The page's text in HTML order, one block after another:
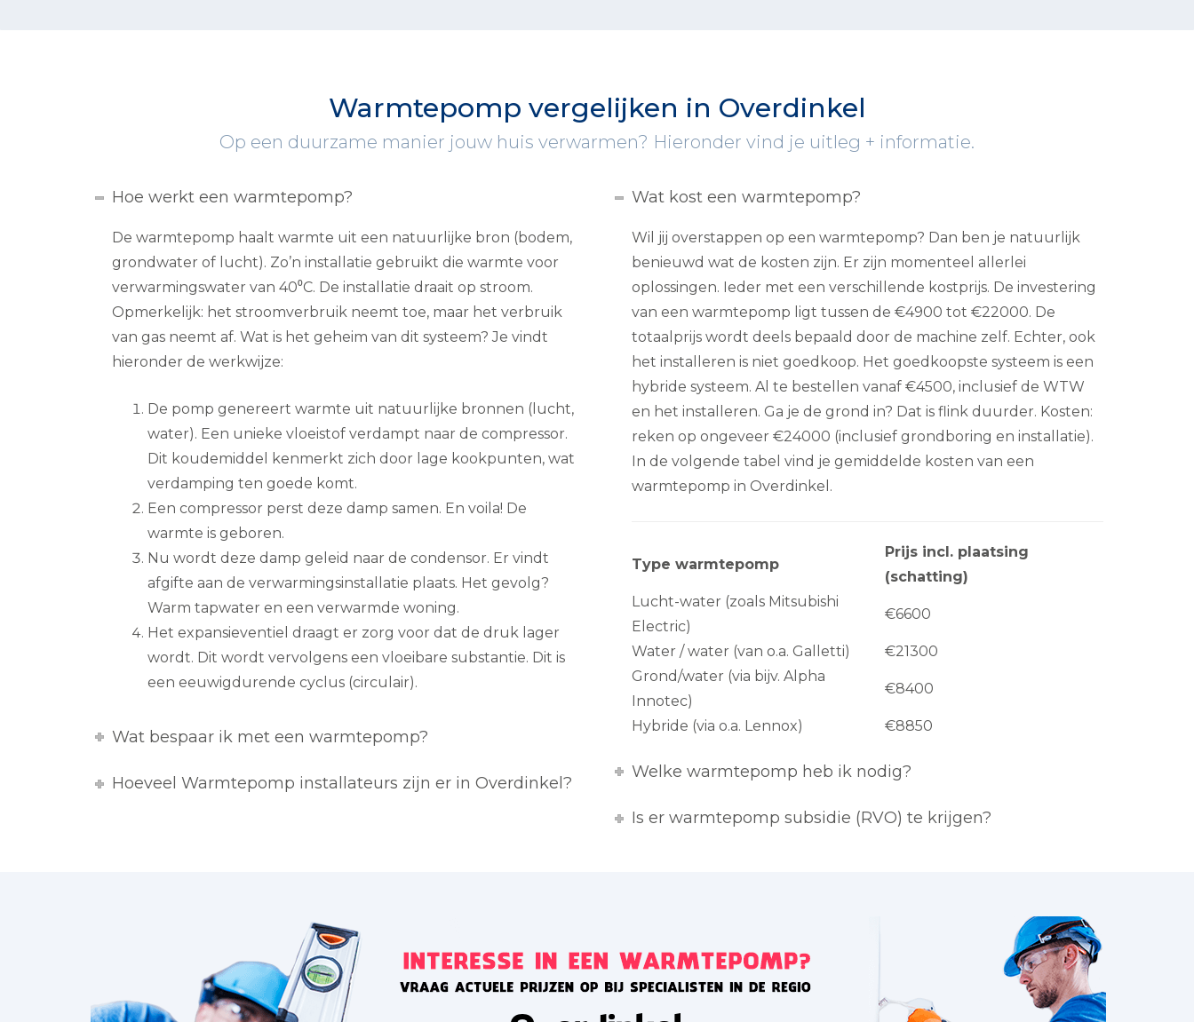
Warmtepomp vergelijken in Overdinkel
Op een duurzame manier jouw huis verwarmen? Hieronder vind je uitleg + informatie.
Hoe werkt een warmtepomp?
De warmtepomp haalt warmte uit een natuurlijke bron (bodem,
grondwater of lucht). Zo’n installatie gebruikt die warmte voor
verwarmingswater van 40⁰C. De installatie draait op stroom.
Opmerkelijk: het stroomverbruik neemt toe, maar het verbruik
van gas neemt af. Wat is het geheim van dit systeem? Je vindt
hieronder de werkwijze:
De pomp genereert warmte uit natuurlijke bronnen (lucht,
water). Een unieke vloeistof verdampt naar de compressor.
Dit koudemiddel kenmerkt zich door lage kookpunten, wat
verdamping ten goede komt.
Een compressor perst deze damp samen. En voila! De
warmte is geboren.
Nu wordt deze damp geleid naar de condensor. Er vindt
afgifte aan de verwarmingsinstallatie plaats. Het gevolg?
Warm tapwater en een verwarmde woning.
Het expansieventiel draagt er zorg voor dat de druk lager
wordt. Dit wordt vervolgens een vloeibare substantie. Dit is
een eeuwigdurende cyclus (circulair).
Wat bespaar ik met een warmtepomp?
Hoeveel Warmtepomp installateurs zijn er in Overdinkel?
Wat kost een warmtepomp?
Wil jij overstappen op een warmtepomp? Dan ben je natuurlijk
benieuwd wat de kosten zijn. Er zijn momenteel allerlei
oplossingen. Ieder met een verschillende kostprijs. De investering
van een warmtepomp ligt tussen de €4900 tot €22000. De
totaalprijs wordt deels bepaald door de machine zelf. Echter, ook
het installeren is niet goedkoop. Het goedkoopste systeem is een
hybride systeem. Al te bestellen vanaf €4500, inclusief de WTW
en het installeren. Ga je de grond in? Dat is flink duurder. Kosten:
reken op ongeveer €24000 (inclusief grondboring en installatie).
In de volgende tabel vind je gemiddelde kosten van een
warmtepomp in Overdinkel.
Type warmtepomp
Prijs incl. plaatsing
(schatting)
Lucht-water (zoals Mitsubishi
Electric)
€6600
Water / water (van o.a. Galletti)
€21300
Grond/water (via bijv. Alpha
Innotec)
€8400
Hybride (via o.a. Lennox) €8850
Welke warmtepomp heb ik nodig?
Is er warmtepomp subsidie (RVO) te krijgen?